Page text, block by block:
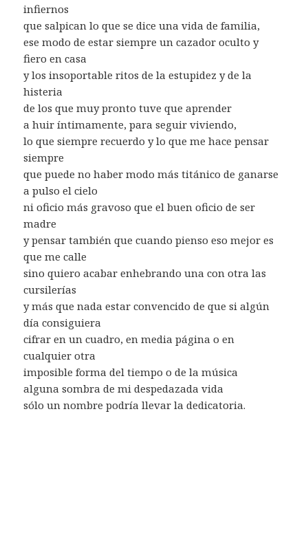
infiernos
que salpican lo que se dice una vida de familia,
ese modo de estar siempre un cazador oculto y
fiero en casa
y los insoportable ritos de la estupidez y de la
histeria
de los que muy pronto tuve que aprender
a huir íntimamente, para seguir viviendo,
lo que siempre recuerdo y lo que me hace pensar
siempre
que puede no haber modo más titánico de ganarse
a pulso el cielo
ni oficio más gravoso que el buen oficio de ser
madre
y pensar también que cuando pienso eso mejor es
que me calle
sino quiero acabar enhebrando una con otra las
cursilerías
y más que nada estar convencido de que si algún
día consiguiera
cifrar en un cuadro, en media página o en
cualquier otra
imposible forma del tiempo o de la música
alguna sombra de mi despedazada vida
sólo un nombre podría llevar la dedicatoria.